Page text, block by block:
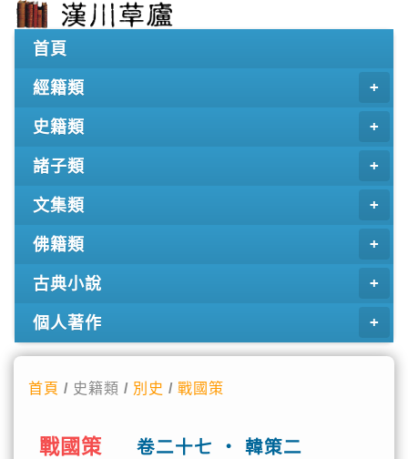
首頁
經籍類
史籍類
諸子類
文集類
佛籍類
古典小說
個人著作
首頁 / 史籍類 / 別史 /戰國策
戰國策 卷二十七 ‧ 韓策二